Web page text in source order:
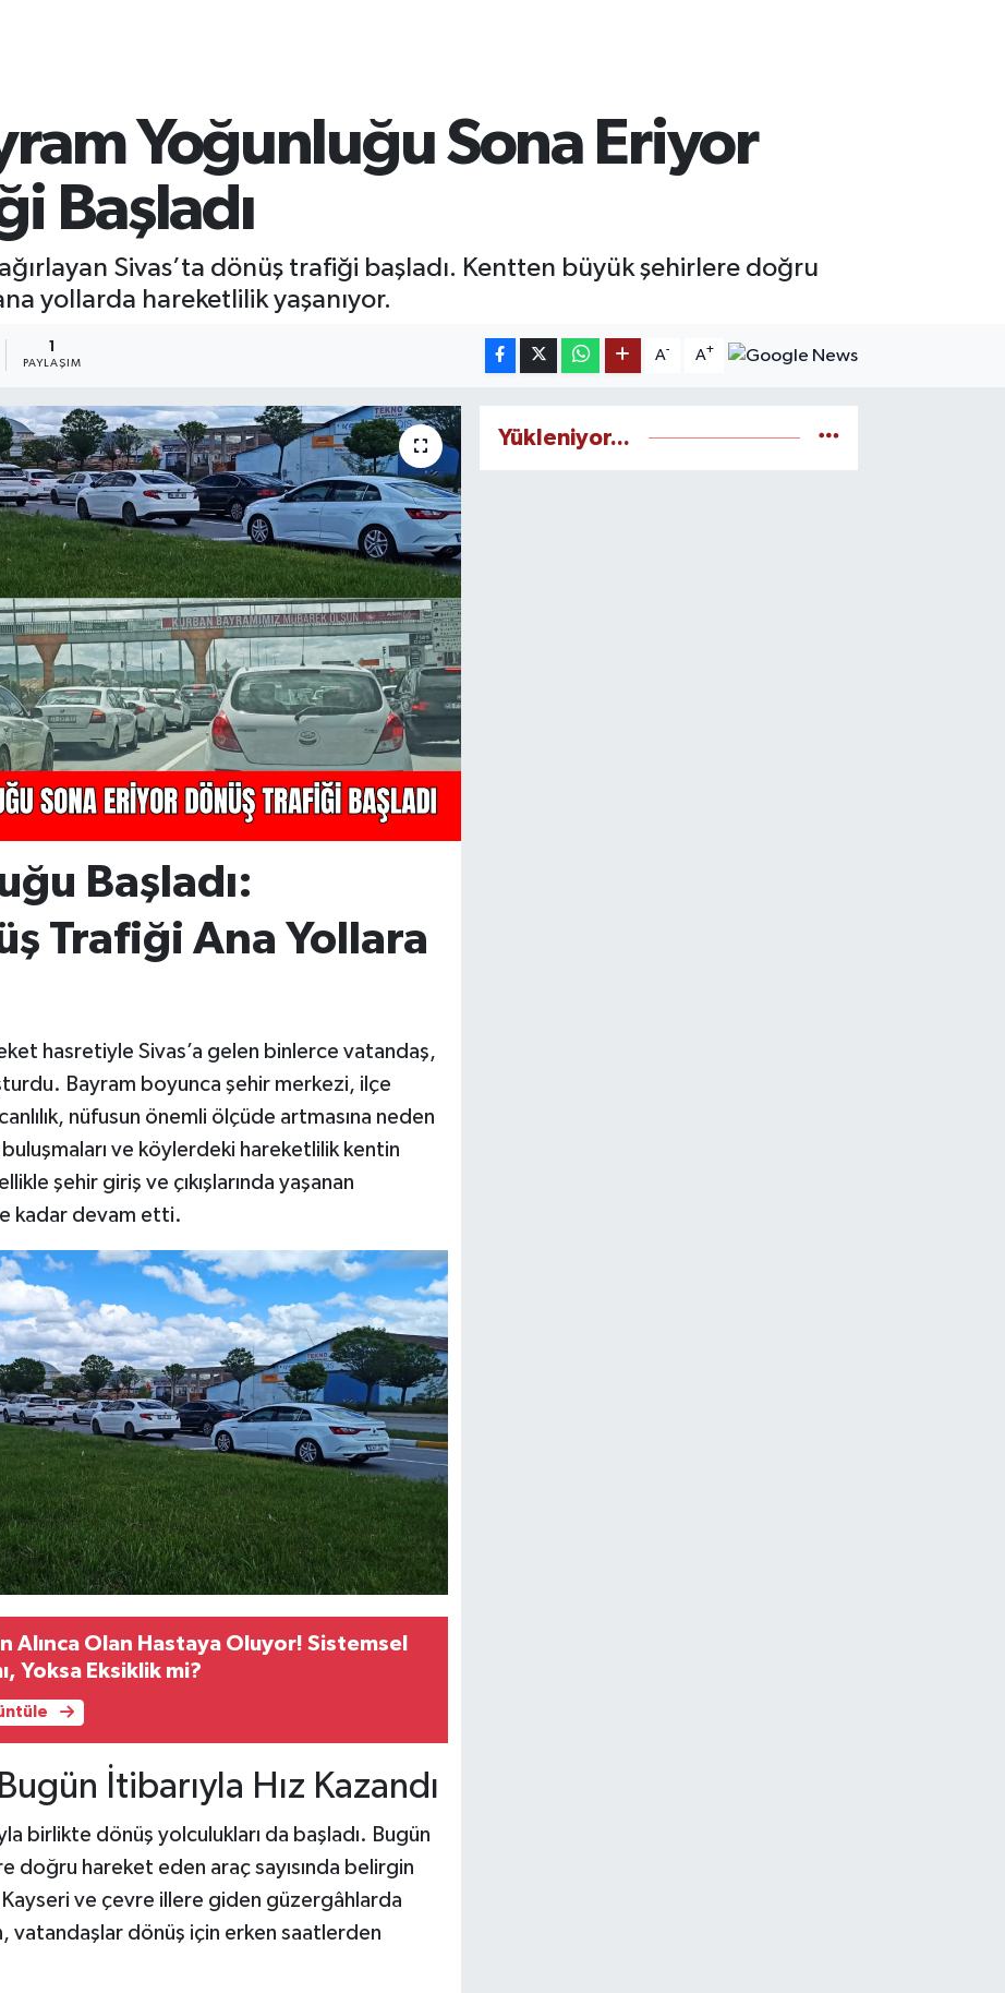
Yoğunluğu Sona Eriyor
Başladı
Sivas’ta dönüş trafiği başladı. Kentten büyük şehirlere doğru
yollarda hareketlilik yaşanıyor.
PAYLAŞIM
A- A+
Başladı:
Trafiği Ana Yollara
hasretiyle Sivas’a gelen binlerce vatandaş,
Bayram boyunca şehir merkezi, ilçe
nüfusun önemli ölçüde artmasına neden
ve köylerdeki hareketlilik kentin
şehir giriş ve çıkışlarında yaşanan
kadar devam etti.
Alınca Olan Hastaya Oluyor! Sistemsel
Yoksa Eksiklik mi?
İtibarıyla Hız Kazandı
birlikte dönüş yolculukları da başladı. Bugün
doğru hareket eden araç sayısında belirgin
ve çevre illere giden güzergâhlarda
vatandaşlar dönüş için erken saatlerden
Yükleniyor...